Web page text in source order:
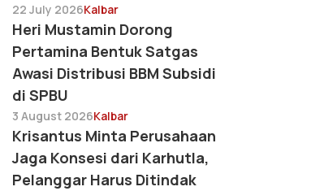
22 July 2026Kalbar
Heri Mustamin Dorong
Pertamina Bentuk Satgas
Awasi Distribusi BBM Subsidi
di SPBU
3 August 2026Kalbar
Krisantus Minta Perusahaan
Jaga Konsesi dari Karhutla,
Pelanggar Harus Ditindak